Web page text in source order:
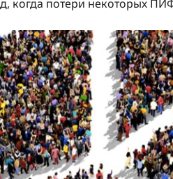
когда потери некоторых